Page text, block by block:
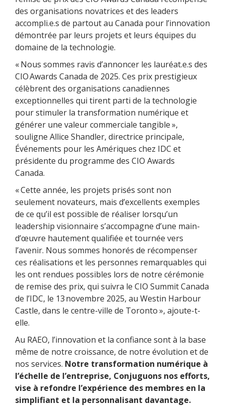
des organisations novatrices et des leaders
accompli.e.s de partout au Canada pour l’innovation
démontrée par leurs projets et leurs équipes du
domaine de la technologie.
« Nous sommes ravis d’annoncer les lauréat.e.s des
CIO Awards Canada de 2025. Ces prix prestigieux
célèbrent des organisations canadiennes
exceptionnelles qui tirent parti de la technologie
pour stimuler la transformation numérique et
générer une valeur commerciale tangible »,
souligne Allice Shandler, directrice principale,
Événements pour les Amériques chez IDC et
présidente du programme des CIO Awards
Canada.
« Cette année, les projets prisés sont non
seulement novateurs, mais d’excellents exemples
de ce qu’il est possible de réaliser lorsqu’un
leadership visionnaire s’accompagne d’une main-
d’œuvre hautement qualifiée et tournée vers
l’avenir. Nous sommes honorés de récompenser
ces réalisations et les personnes remarquables qui
les ont rendues possibles lors de notre cérémonie
de remise des prix, qui suivra le CIO Summit Canada
de l’IDC, le 13 novembre 2025, au Westin Harbour
Castle, dans le centre-ville de Toronto », ajoute-t-
elle.
Au RAEO, l’innovation et la confiance sont à la base
même de notre croissance, de notre évolution et de
nos services. Notre transformation numérique à
l’échelle de l’entreprise, Conjuguons nos efforts,
vise à refondre l’expérience des membres en la
simplifiant et la personnalisant davantage.